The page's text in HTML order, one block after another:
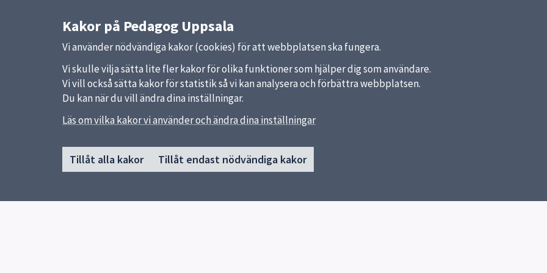
Kakor på Pedagog Uppsala
Vi använder nödvändiga kakor (cookies) för att webbplatsen ska fungera.
Vi skulle vilja sätta lite fler kakor för olika funktioner som hjälper dig som användare.
Vi vill också sätta kakor för statistik så vi kan analysera och förbättra webbplatsen.
Du kan när du vill ändra dina inställningar.
Läs om vilka kakor vi använder och ändra dina inställningar
Tillåt alla kakor Tillåt endast nödvändiga kakor
SidfotHuvudmeny
Start
Om Pedagog Uppsala
Snabblänkar
Uppsala kommun
Skolverket